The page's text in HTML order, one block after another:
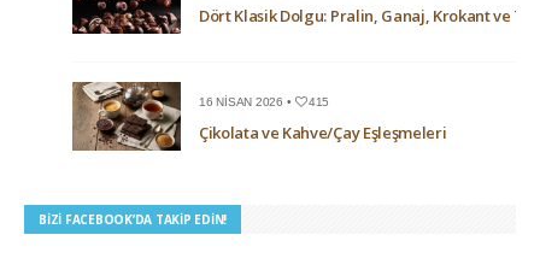
Dört Klasik Dolgu: Pralin, Ganaj, Krokant ve
16 NISAN 2026 • 415
Çikolata ve Kahve/Çay Eşleşmeleri
BIZI FACEBOOK’DA TAKIP EDIN!